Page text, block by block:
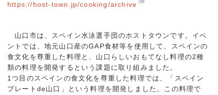
https://host-town.jp/cooking/archive
山口市は、スペイン水泳選手団のホストタウンです。イベ
ントでは、地元山口産のGAP食材等を使用して、スペインの
食文化を尊重した料理と、山口らしいおもてなし料理の2種
類の料理を開発するという課題に取り組みました。
1つ目のスペインの食文化を尊重した料理では、「スペイン
プレートde山口」という料理を開発しました。この料理で